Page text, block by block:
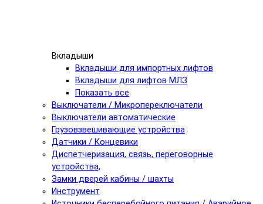
Вкладыши
Вкладыши для импортных лифтов
Вкладыши для лифтов МЛЗ
Показать все
Выключатели / Микропереключатели
Выключатели автоматические
Грузовзвешивающие устройства
Датчики / Концевики
Диспетчеризация, связь, переговорные
устройства,
Замки дверей кабины / шахты
Инструмент